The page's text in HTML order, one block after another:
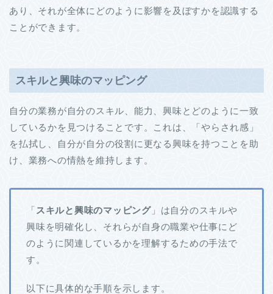
あり、それが全体にどのように影響を及ぼすかを認識する
ことができます。
スキルと興味のマッピング
自分の業務が自分のスキル、能力、興味とどのように一致
しているかを見つけることです。これは、「やらされ感」
を払拭し、自分が自分の役割に更なる興味を持つことを助
け、業務への情熱を維持します。
「 スキルと興味のマッピング」は自分のスキルや
興味を明確化し、それらが自身の職業や仕事にど
のように関連しているかを理解するための手法で
す。
以下に具体的な手順を示します。